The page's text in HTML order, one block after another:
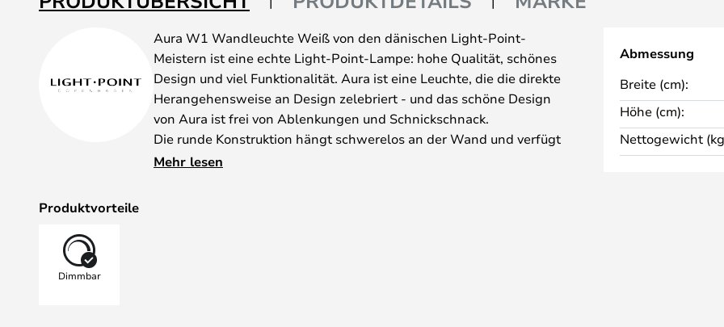
Aura W1 Wandleuchte Weiß von den dänischen Light-Point-
Meistern ist eine echte Light-Point-Lampe: hohe Qualität, schönes
Design und viel Funktionalität. Aura ist eine Leuchte, die die direkte
Herangehensweise an Design zelebriert - und das schöne Design
von Aura ist frei von Ablenkungen und Schnickschnack.
Die runde Konstruktion hängt schwerelos an der Wand und verfügt
über eine eingebaute LED-Lichtquelle. Die Aura-Serie umfasst
Mehr lesen
Produktvorteile
Dimmbar
Abmessung
Breite (cm):
Höhe (cm):
Nettogewicht